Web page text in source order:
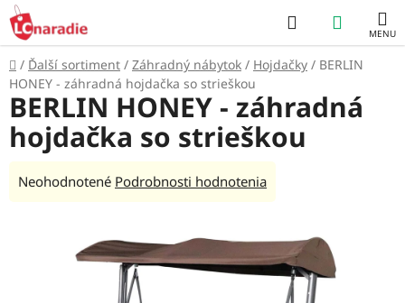
Prejsť
na
obsah
Hľadať
KOŠÍK
Domov
/ Ďalší sortiment / Záhradný nábytok / Hojdačky / BERLIN
HONEY - záhradná hojdačka so strieškou
BERLIN HONEY - záhradná
hojdačka so strieškou
Priemerné
Neohodnotené Podrobnosti hodnotenia